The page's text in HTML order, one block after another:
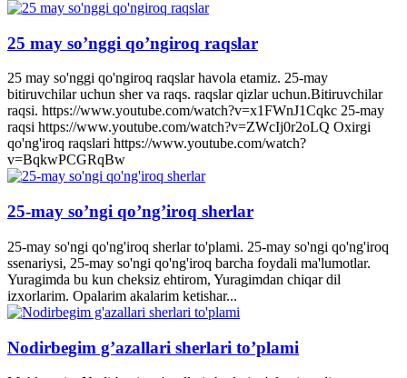
25 may so’nggi qo’ngiroq raqslar
25 may so'nggi qo'ngiroq raqslar havola etamiz. 25-may
bitiruvchilar uchun sher va raqs. raqslar qizlar uchun.Bitiruvchilar
raqsi. https://www.youtube.com/watch?v=x1FWnJ1Cqkc 25-may
raqsi https://www.youtube.com/watch?v=ZWcIj0r2oLQ Oxirgi
qo'ng'iroq raqslari https://www.youtube.com/watch?
v=BqkwPCGRqBw
25-may so’ngi qo’ng’iroq sherlar
25-may so'ngi qo'ng'iroq sherlar to'plami. 25-may so'ngi qo'ng'iroq
ssenariysi, 25-may so'ngi qo'ng'iroq barcha foydali ma'lumotlar.
Yuragimda bu kun cheksiz ehtirom, Yuragimdan chiqar dil
izxorlarim. Opalarim akalarim ketishar...
Nodirbegim g’azallari sherlari to’plami